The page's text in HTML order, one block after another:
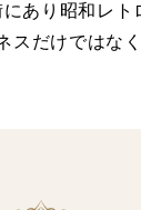
あり昭和レト
だけではな